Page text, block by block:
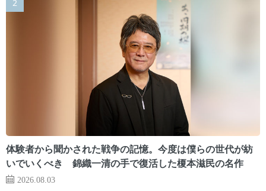
体験者から聞かされた戦争の記憶。今度は僕らの世代が紡
いでいくべき 錦織一清の手で復活した榎本滋民の名作
2026.08.03